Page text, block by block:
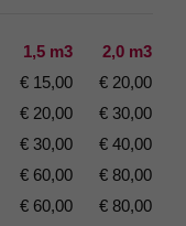
1,5 m3
2,0 m3
€ 15,00
€ 20,00
€ 20,00
€ 30,00
€ 30,00
€ 40,00
€ 60,00
€ 80,00
€ 60,00
€ 80,00